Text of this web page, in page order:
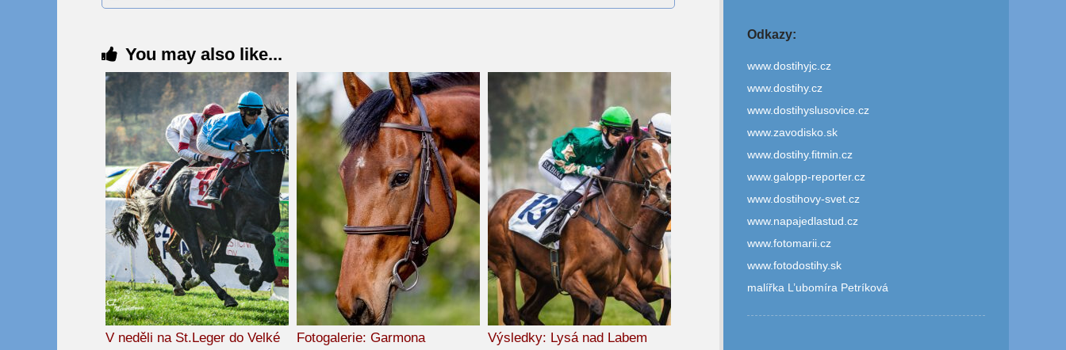
You may also like...
V neděli na St.Leger do Velké
Fotogalerie: Garmona Výsledky: Lysá nad Labem
Odkazy:
www.dostihyjc.cz
www.dostihy.cz
www.dostihyslusovice.cz
www.zavodisko.sk
www.dostihy.fitmin.cz
www.galopp-reporter.cz
www.dostihovy-svet.cz
www.napajedlastud.cz
www.fotomarii.cz
www.fotodostihy.sk
malířka L’ubomíra Petríková